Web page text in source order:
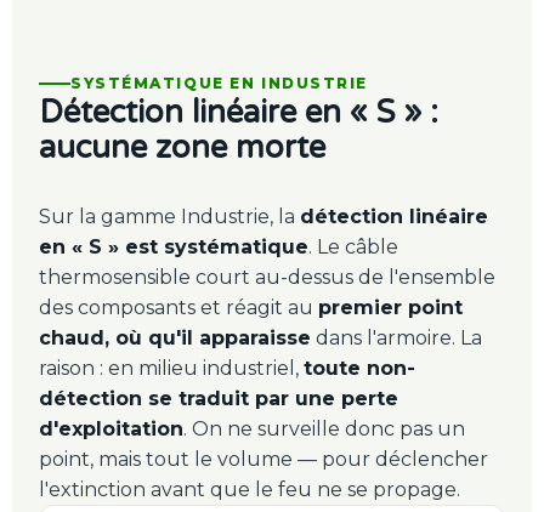
SYSTÉMATIQUE EN INDUSTRIE
Détection linéaire en « S » :
aucune zone morte
Sur la gamme Industrie, la détection linéaire
en « S » est systématique. Le câble
thermosensible court au-dessus de l'ensemble
des composants et réagit au premier point
chaud, où qu'il apparaisse dans l'armoire. La
raison : en milieu industriel, toute non-
détection se traduit par une perte
d'exploitation. On ne surveille donc pas un
point, mais tout le volume — pour déclencher
l'extinction avant que le feu ne se propage.